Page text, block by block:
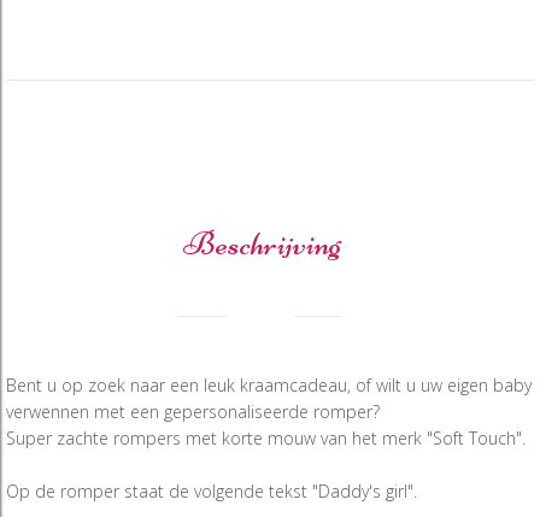
Beschrijving
Bent u op zoek naar een leuk kraamcadeau, of wilt u uw eigen baby
verwennen met een gepersonaliseerde romper?
Super zachte rompers met korte mouw van het merk "Soft Touch".
Op de romper staat de volgende tekst "Daddy's girl".